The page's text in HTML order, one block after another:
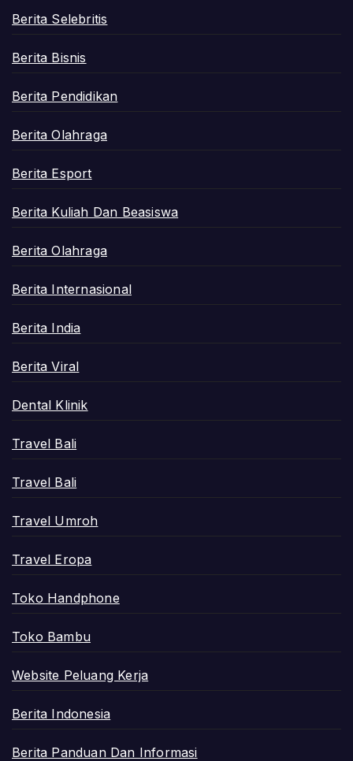
Berita Selebritis
Berita Bisnis
Berita Pendidikan
Berita Olahraga
Berita Esport
Berita Kuliah Dan Beasiswa
Berita Olahraga
Berita Internasional
Berita India
Berita Viral
Dental Klinik
Travel Bali
Travel Bali
Travel Umroh
Travel Eropa
Toko Handphone
Toko Bambu
Website Peluang Kerja
Berita Indonesia
Berita Panduan Dan Informasi